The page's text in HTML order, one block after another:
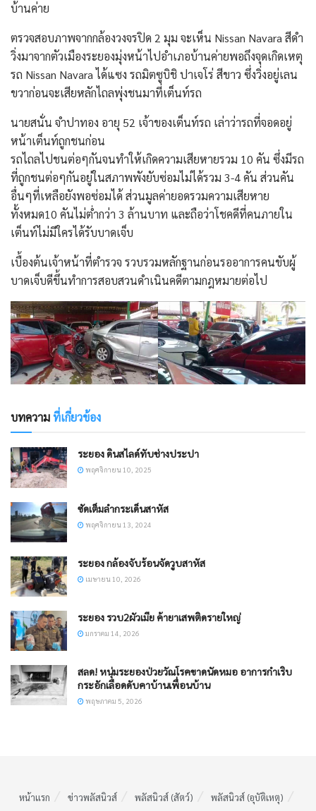
บ้านค่าย
ตรวจสอบภาพจากกล้องวงจรปิด 2 มุม จะเห็น Nissan Navara สีดำ
วิ่งมาจากตัวเมืองระยองมุ่งหน้าไปอำเภอบ้านค่ายพอถึงจุดเกิดเหตุ
รถ Nissan Navara ได้แซง รถมิตซูบิชิ ปาเจโร่ สีขาว ซึ่งวิ่งอยู่เลน
ขวาก่อนจะเสียหลักไถลพุ่งชนมาที่เต็นท์รถ
นายสนั่น จำปาทอง อายุ 52 เจ้าของเต็นท์รถ เล่าว่ารถที่จอดอยู่
หน้าเต็นท์ถูกชนก่อน
รถไถลไปชนต่อๆกันจนทำให้เกิดความเสียหายรวม 10 คัน ซึ่งมีรถ
ที่ถูกชนต่อๆกันอยู่ในสภาพพังยับซ่อมไม่ได้รวม 3-4 คัน ส่วนคัน
อื่นๆที่เหลือยังพอซ่อมได้ ส่วนมูลค่ายอดรวมความเสียหาย
ทั้งหมด10 คันไม่ต่ำกว่า 3 ล้านบาท และถือว่าโชคดีที่คนภายใน
เต็นท์ไม่มีใครได้รับบาดเจ็บ
เบื้องต้นเจ้าหน้าที่ตำรวจ รวบรวมหลักฐานก่อนรออาการคนขับผู้
บาดเจ็บดีขึ้นทำการสอบสวนดำเนินคดีตามกฎหมายต่อไป
บทความที่เกี่ยวข้อง
ระยอง ดินสไลด์ทับช่างประปา
พฤศจิกายน 10, 2025
ซัดเต็มลำกระเด็นสาหัส
พฤศจิกายน 13, 2024
ระยอง กล้องจับร้อนจัดวูบสาหัส
เมษายน 10, 2026
ระยอง รวบ2ผัวเมีย ค้ายาเสพติดรายใหญ่
มกราคม 14, 2026
สลด! หนุ่มระยองป่วยวัณโรคขาดนัดหมอ อาการกำเริบ
กระอักเลือดดับคาบ้านเพื่อนบ้าน
พฤษภาคม 5, 2026
หน้าแรก ข่าวพลัสนิวส์ พลัสนิวส์ (สัตว์) พลัสนิวส์ (อุบัติเหตุ)